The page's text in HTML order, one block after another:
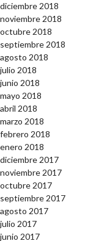
diciembre 2018
noviembre 2018
octubre 2018
septiembre 2018
agosto 2018
julio 2018
junio 2018
mayo 2018
abril 2018
marzo 2018
febrero 2018
enero 2018
diciembre 2017
noviembre 2017
octubre 2017
septiembre 2017
agosto 2017
julio 2017
junio 2017